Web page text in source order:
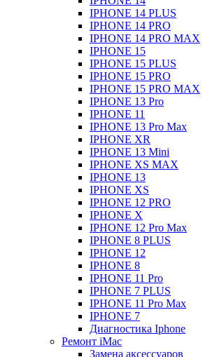
IPHONE 14 PLUS
IPHONE 14 PRO
IPHONE 14 PRO MAX
IPHONE 15
IPHONE 15 PLUS
IPHONE 15 PRO
IPHONE 15 PRO MAX
IPHONE 13 Pro
IPHONE 11
IPHONE 13 Pro Max
IPHONE XR
IPHONE 13 Mini
IPHONE XS MAX
IPHONE 13
IPHONE XS
IPHONE 12 PRO
IPHONE X
IPHONE 12 Pro Max
IPHONE 8 PLUS
IPHONE 12
IPHONE 8
IPHONE 11 Pro
IPHONE 7 PLUS
IPHONE 11 Pro Max
IPHONE 7
Диагностика Iphone
Ремонт iMac
Замена аксессуаров